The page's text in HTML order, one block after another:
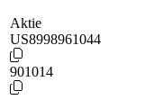
Aktie
US8998961044
901014